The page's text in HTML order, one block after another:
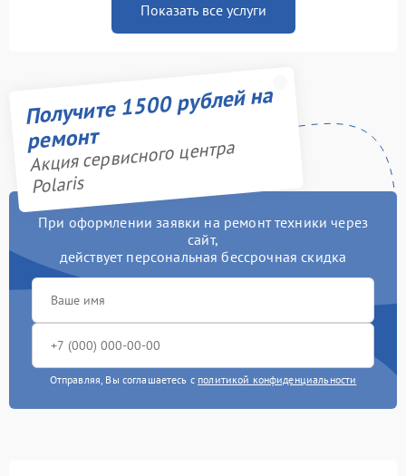
Показать все услуги
Получите 1500 рублей на
ремонт
Акция сервисного центра
Polaris
При оформлении заявки на ремонт техники через
сайт,
действует персональная бессрочная скидка
Отправляя, Вы соглашаетесь с политикой конфиденциальности